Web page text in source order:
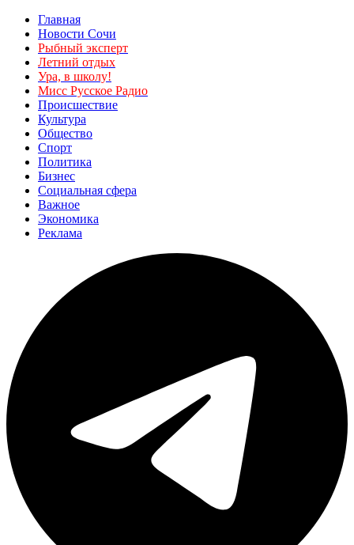
Главная
Новости Сочи
Рыбный эксперт
Летний отдых
Ура, в школу!
Мисс Русское Радио
Происшествие
Культура
Общество
Спорт
Политика
Бизнес
Социальная сфера
Важное
Экономика
Реклама